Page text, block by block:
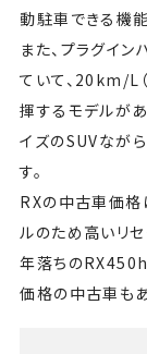
動駐車できる機
また、プラグイン
ていて、20km/L
揮するモデルが
イズのSUVなが
す。
RXの中古車価格
ルのため高いリ
年落ちの
価格の中古車もあ